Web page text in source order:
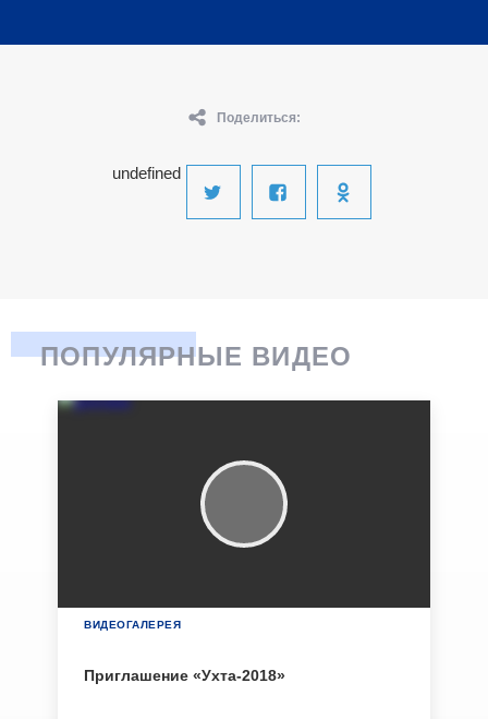
Поделиться:
undefined
ПОПУЛЯРНЫЕ ВИДЕО
ВИДЕОГАЛЕРЕЯ
Приглашение «Ухта-2018»